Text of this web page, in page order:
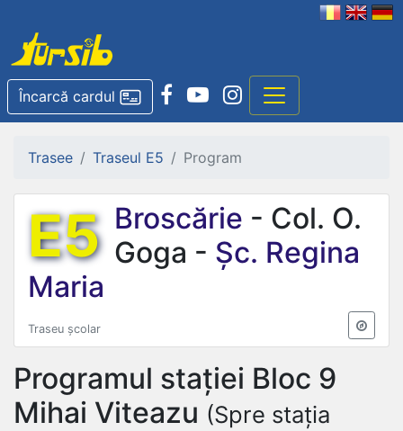
Încarcă cardul
Trasee Traseul E5 Program
E5 Broscărie - Col. O.
Goga - Șc. Regina
Maria
Traseu școlar
Programul stației Bloc 9
Mihai Viteazu (Spre stația